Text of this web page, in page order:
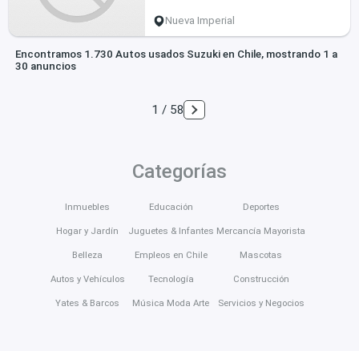
Nueva Imperial
Encontramos 1.730 Autos usados Suzuki en Chile, mostrando 1 a
30 anuncios
1 / 58
Categorías
Inmuebles
Hogar y Jardín
Belleza
Autos y Vehículos
Yates & Barcos
Educación
Juguetes & Infantes
Empleos en Chile
Tecnología
Música Moda Arte
Deportes
Mercancía Mayorista
Mascotas
Construcción
Servicios y Negocios